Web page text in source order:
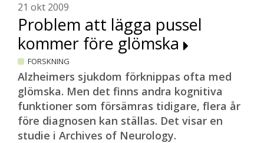
21 okt 2009
Problem att lägga pussel
kommer före glömska
FORSKNING
Alzheimers sjukdom förknippas ofta med
glömska. Men det finns andra kognitiva
funktioner som försämras tidigare, flera år
före diagnosen kan ställas. Det visar en
studie i Archives of Neurology.